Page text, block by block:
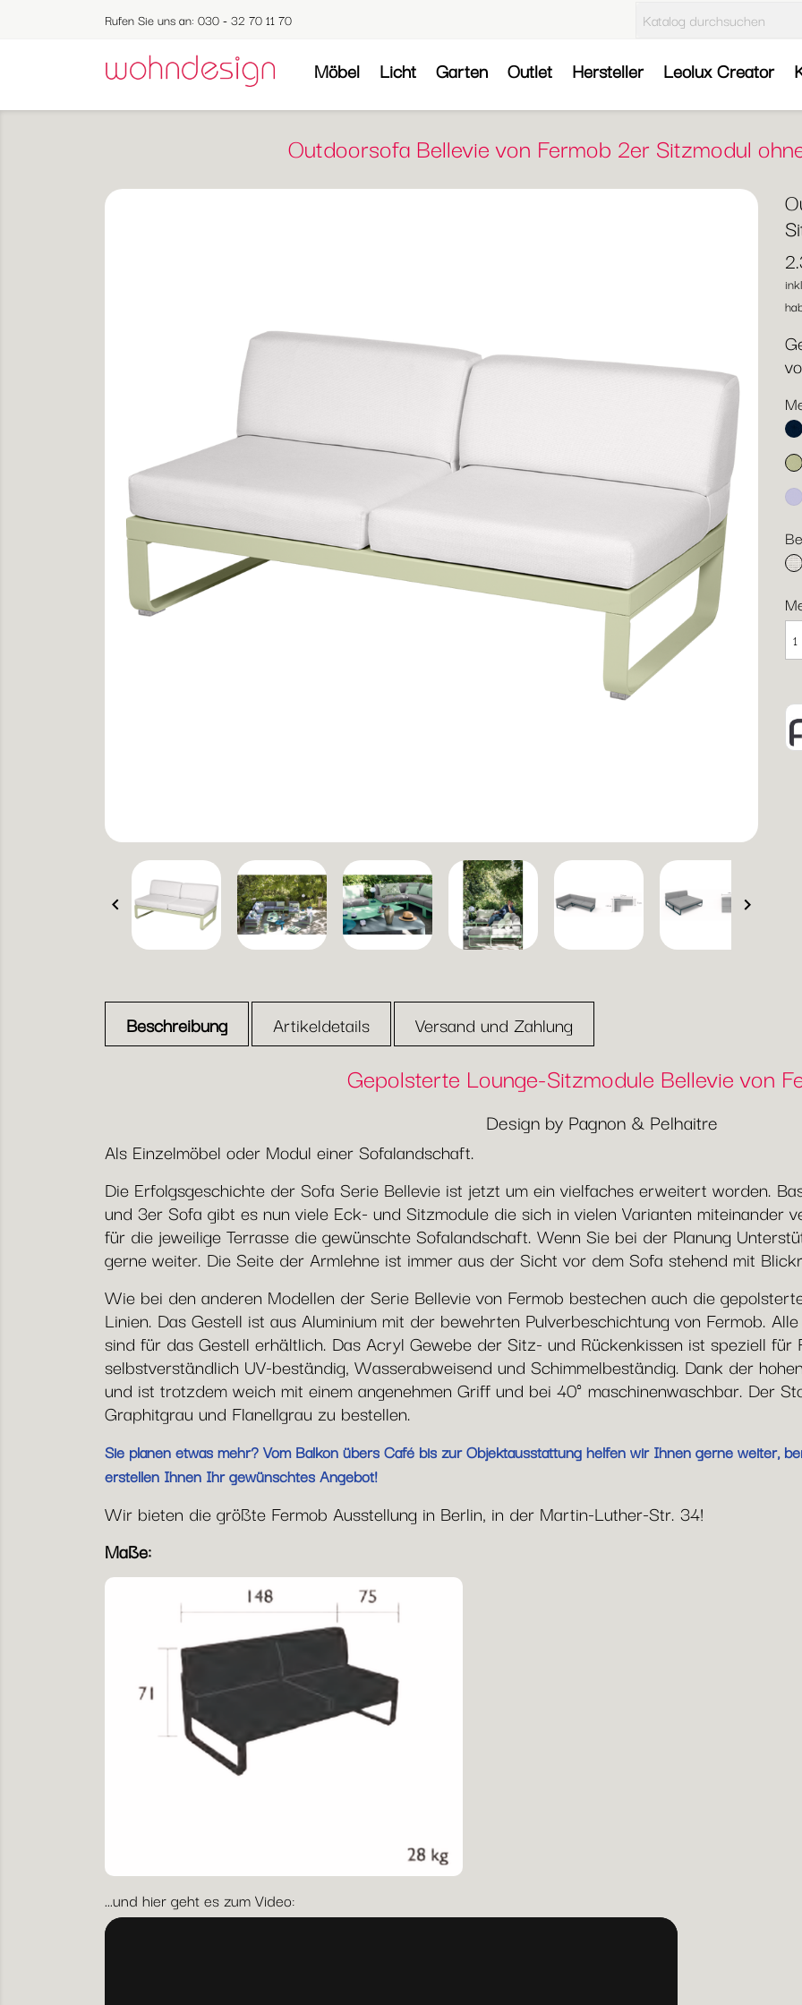
Rufen Sie uns an: 030 - 32 70 11 70
Möbel Licht Garten Outlet Hersteller Leolux Creator
Outdoorsofa Bellevie von Fermob 2er Sitzmodul
 
Beschreibung Artikeldetails Versand und Zahlung
Gepolsterte Lounge-Sitzmodule Bellevie von
Design by Pagnon & Pelhaitre
Als Einzelmöbel oder Modul einer Sofalandschaft.
Die Erfolgsgeschichte der Sofa Serie Bellevie ist jetzt um ein vielfaches erweitert worden.
und 3er Sofa gibt es nun viele Eck- und Sitzmodule die sich in vielen Varianten miteinander
für die jeweilige Terrasse die gewünschte Sofalandschaft. Wenn Sie bei der Planung
gerne weiter. Die Seite der Armlehne ist immer aus der Sicht vor dem Sofa stehend mit
Wie bei den anderen Modellen der Serie Bellevie von Fermob bestechen auch die
Linien. Das Gestell ist aus Aluminium mit der bewehrten Pulverbeschichtung von Fermob.
sind für das Gestell erhältlich. Das Acryl Gewebe der Sitz- und Rückenkissen ist speziell für
selbstverständlich UV-beständig, Wasserabweisend und Schimmelbeständig. Dank der
und ist trotzdem weich mit einem angenehmen Griff und bei 40° maschinenwaschbar. Der
Graphitgrau und Flanellgrau zu bestellen.
Sie planen etwas mehr? Vom Balkon übers Café bis zur Objektausstattung helfen wir Ihnen gerne weiter,
erstellen Ihnen Ihr gewünschtes Angebot!
Wir bieten die größte Fermob Ausstellung in Berlin, in der Martin-Luther-Str. 34!
Maße:
...und hier geht es zum Video: